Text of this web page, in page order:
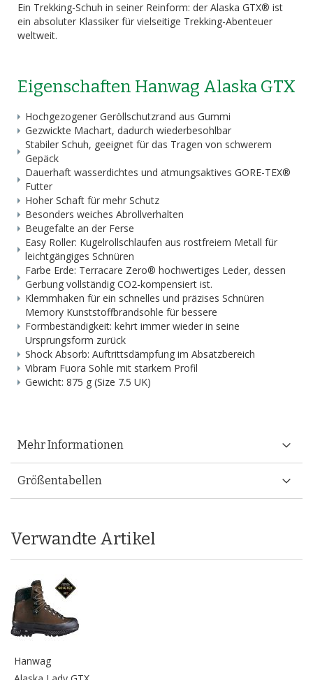
Ein Trekking-Schuh in seiner Reinform: der Alaska GTX® ist
ein absoluter Klassiker für vielseitige Trekking-Abenteuer
weltweit.
Eigenschaften Hanwag Alaska GTX
Hochgezogener Geröllschutzrand aus Gummi
Gezwickte Machart, dadurch wiederbesohlbar
Stabiler Schuh, geeignet für das Tragen von schwerem
Gepäck
Dauerhaft wasserdichtes und atmungsaktives GORE-TEX®
Futter
Hoher Schaft für mehr Schutz
Besonders weiches Abrollverhalten
Beugefalte an der Ferse
Easy Roller: Kugelrollschlaufen aus rostfreiem Metall für
leichtgängiges Schnüren
Farbe Erde: Terracare Zero® hochwertiges Leder, dessen
Gerbung vollständig CO2-kompensiert ist.
Klemmhaken für ein schnelles und präzises Schnüren
Memory Kunststoffbrandsohle für bessere
Formbeständigkeit: kehrt immer wieder in seine
Ursprungsform zurück
Shock Absorb: Auftrittsdämpfung im Absatzbereich
Vibram Fuora Sohle mit starkem Profil
Gewicht: 875 g (Size 7.5 UK)
Mehr Informationen
Größentabellen
Verwandte Artikel
Hanwag